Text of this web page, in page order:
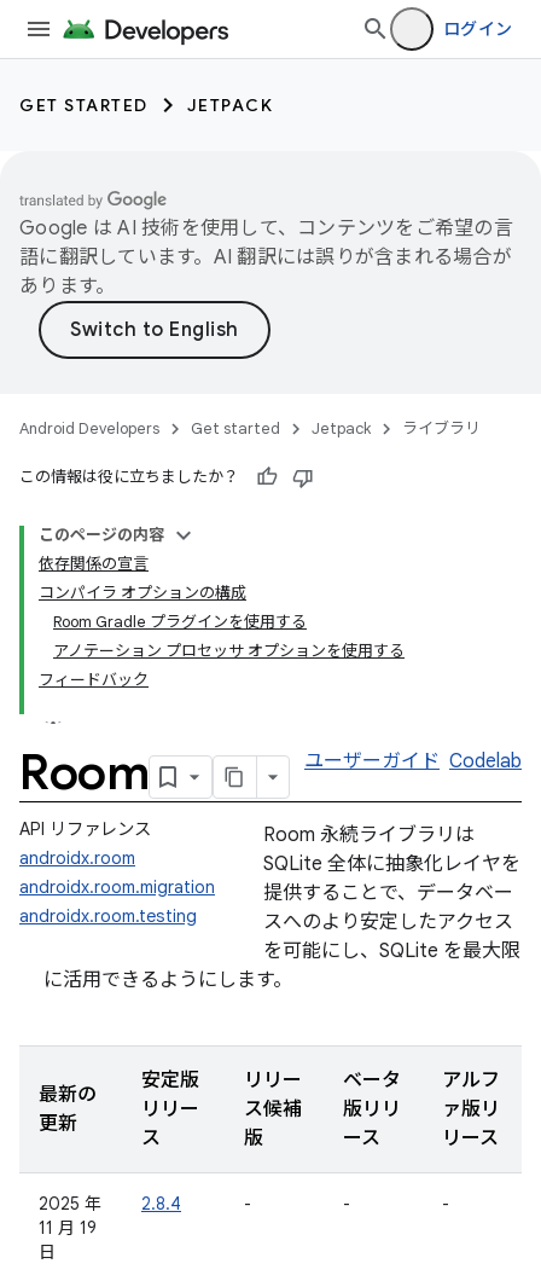
ログイン
GET STARTED JETPACK
Google は AI 技術を使用して、コンテンツをご希望の言
語に翻訳しています。AI 翻訳には誤りが含まれる場合が
あります。
Android Developers Get started Jetpack ライブラリ
この情報は役に立ちましたか？
このページの内容
依存関係の宣言
コンパイラ オプションの構成
Room Gradle プラグインを使用する
アノテーション プロセッサ オプションを使用する
フィードバック
Room ユーザーガイド Codelab
API リファレンス
androidx.room
androidx.room.migration
androidx.room.testing
Room 永続ライブラリは
SQLite 全体に抽象化レイヤを
提供することで、データベー
スへのより安定したアクセス
を可能にし、SQLite を最大限
に活用できるようにします。
最新の
更新
安定版
リリー
ス
リリー
ス候補
版
ベータ
版リリ
ース
アルフ
ァ版リ
リース
2025 年
11 月 19
日
2.8.4 - - -